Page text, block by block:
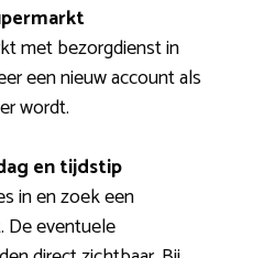
met bezorgdienst in
een nieuw account als
wordt.
en tijdstip
in en zoek een
De eventuele